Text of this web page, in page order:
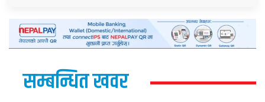
सम्बन्धित खवर